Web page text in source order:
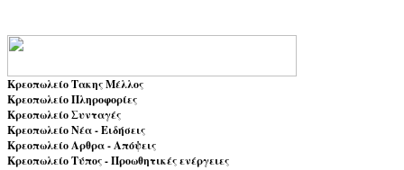
Κρεοπωλείο Τακης Μέλλος
Κρεοπωλείο Πληροφορίες
Κρεοπωλείο Συνταγές
Κρεοπωλείο Νέα - Ειδήσεις
Κρεοπωλείο Αρθρα - Απόψεις
Κρεοπωλείο Τύπος - Προωθητικές ενέργειες